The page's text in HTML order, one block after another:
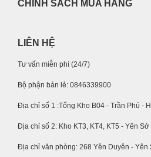
CHÍNH SÁCH MUA HÀNG
LIÊN HỆ
Tư vấn miễn phí (24/7)
Bộ phận bán lẻ: 0846339900
Địa chỉ số 1 :Tổng Kho B04 - Trần Phú -
Địa chỉ số 2: Kho KT3, KT4, KT5 - Yên Sở
Địa chỉ văn phòng: 268 Yên Duyên - Yên